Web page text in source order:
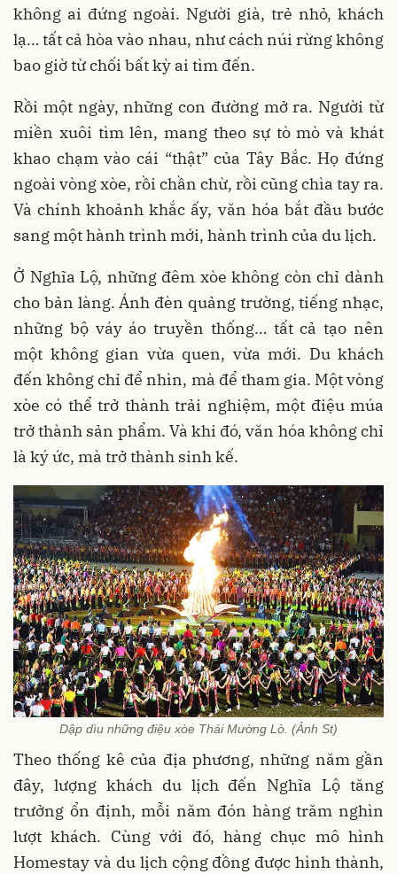
không ai đứng ngoài. Người già, trẻ nhỏ, khách
lạ… tất cả hòa vào nhau, như cách núi rừng không
bao giờ từ chối bất kỳ ai tìm đến.
Rồi một ngày, những con đường mở ra. Người từ
miền xuôi tìm lên, mang theo sự tò mò và khát
khao chạm vào cái “thật” của Tây Bắc. Họ đứng
ngoài vòng xòe, rồi chần chừ, rồi cũng chìa tay ra.
Và chính khoảnh khắc ấy, văn hóa bắt đầu bước
sang một hành trình mới, hành trình của du lịch.
Ở Nghĩa Lộ, những đêm xòe không còn chỉ dành
cho bản làng. Ánh đèn quảng trường, tiếng nhạc,
những bộ váy áo truyền thống… tất cả tạo nên
một không gian vừa quen, vừa mới. Du khách
đến không chỉ để nhìn, mà để tham gia. Một vòng
xòe có thể trở thành trải nghiệm, một điệu múa
trở thành sản phẩm. Và khi đó, văn hóa không chỉ
là ký ức, mà trở thành sinh kế.
Dập dìu những điệu xòe Thái Mường Lò. (Ảnh St)
Theo thống kê của địa phương, những năm gần
đây, lượng khách du lịch đến Nghĩa Lộ tăng
trưởng ổn định, mỗi năm đón hàng trăm nghìn
lượt khách. Cùng với đó, hàng chục mô hình
Homestay và du lịch cộng đồng được hình thành,